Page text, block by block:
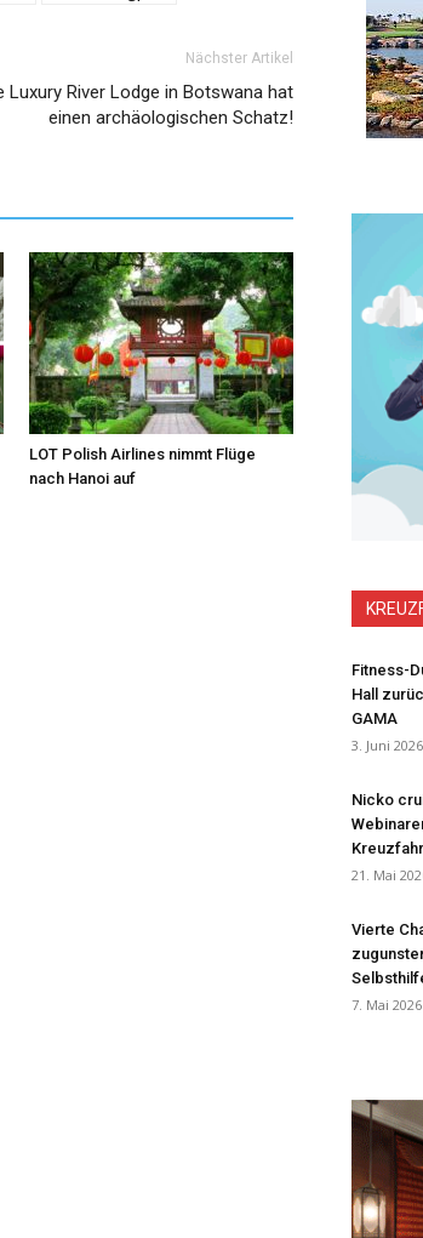
Nächster Artikel
Luxury River Lodge in Botswana hat
einen archäologischen Schatz!
LOT Polish Airlines nimmt Flüge
nach Hanoi auf
Fitness-
Hall
GAMA
3. Juni 2026
Nicko
21. Mai
Vierte
7. Mai 2026